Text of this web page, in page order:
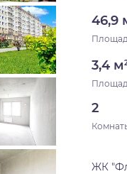
46,9
3,4 м
2
ЖК